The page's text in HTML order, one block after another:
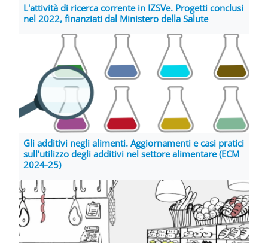
L'attività di ricerca corrente in IZSVe. Progetti conclusi
nel 2022, finanziati dal Ministero della Salute
Gli additivi negli alimenti. Aggiornamenti e casi pratici
sull’utilizzo degli additivi nel settore alimentare (ECM
2024-25)